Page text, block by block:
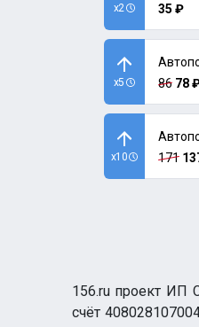
x2
35 ₽
x5
86 78
x10
171
156.ru проект ИП
счёт